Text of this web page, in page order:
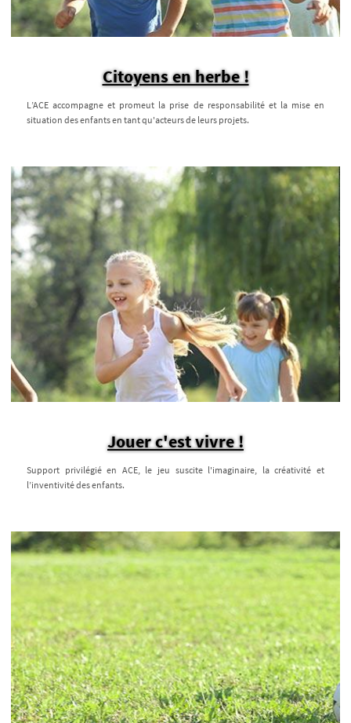
Citoyens en herbe !
L’ACE accompagne et promeut la prise de responsabilité et la mise en
situation des enfants en tant qu'acteurs de leurs projets.
Jouer c'est vivre !
Support privilégié en ACE, le jeu suscite l'imaginaire, la créativité et
l’inventivité des enfants.